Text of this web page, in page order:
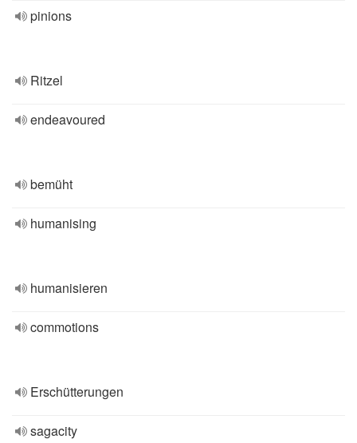
pinions
Ritzel
endeavoured
bemüht
humanising
humanisieren
commotions
Erschütterungen
sagacity